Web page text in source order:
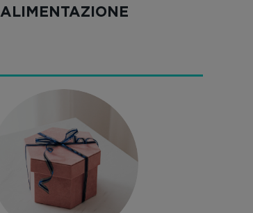
ALIMENTAZIONE